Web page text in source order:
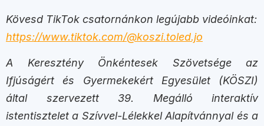
Kövesd TikTok csatornánkon legújabb videóinkat:
https://www.tiktok.com/@koszi.toled.jo
A Keresztény Önkéntesek Szövetsége az
Ifjúságért és Gyermekekért Egyesület (KÖSZI)
által szervezett 39. Megálló interaktív
istentisztelet a Szívvel-Lélekkel Alapítvánnyal és a